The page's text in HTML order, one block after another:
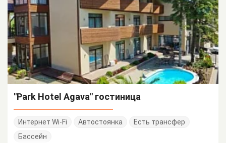
"Park Hotel Agava" гостиница
Интернет Wi-Fi Автостоянка
Есть трансфер
Бассейн